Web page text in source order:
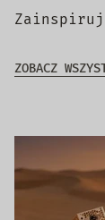
ZOBACZ